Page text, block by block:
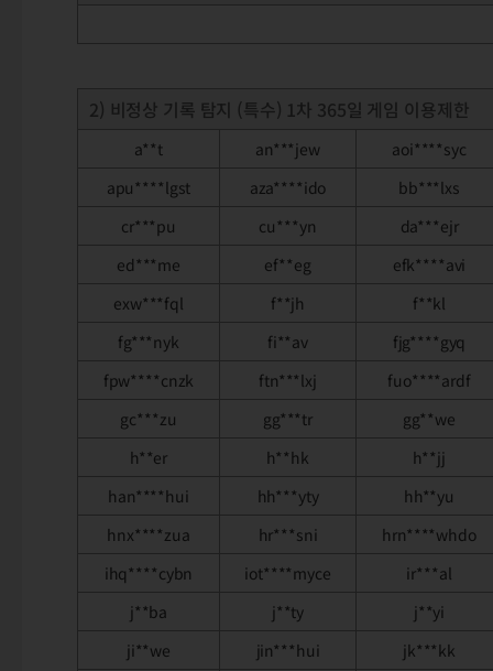
2) 비정상 기록 탐지 (특수) 1차 365일 게임 이용제한
a**t an***jew
aoi****syc
apu****lgst
aza****ido
bb***lxs
cr***pu
cu***yn
da***ejr
ed***me
ef**eg
efk****avi
exw***fql
f**jh
f**kl
fg***nyk
fi**av
fjg****gyq
fpw****cnzk
ftn***lxj
fuo****ardf
gc***zu
gg***tr
gg**we
h**er
h**hk
h**jj
han****hui
hh***yty
hh**yu
hnx****zua
hr***sni
hrn****whdo
ihq****cybn
iot****myce
ir***al
j**ba
j**ty
j**yi
ji**we
jin***hui
jk***kk